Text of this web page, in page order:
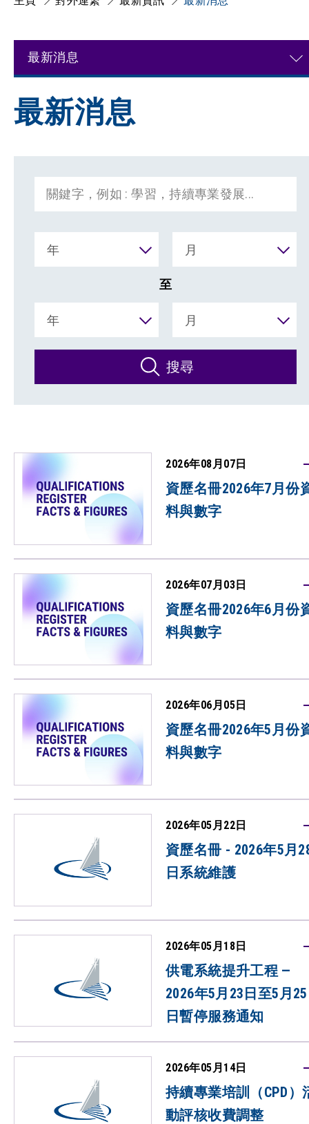
最新消息
最新消息
年 月
至
年 月
搜尋
2026年08月07日
資歷名冊2026年7月份
料與數字
2026年07月03日
資歷名冊2026年6月份
料與數字
2026年06月05日
資歷名冊2026年5月份
料與數字
2026年05月22日
資歷名冊 - 2026年5月
日系統維護
2026年05月18日
供電系統提升工程 —
2026年5月23日至5月25
日暫停服務通知
2026年05月14日
持續專業培訓（CPD）
動評核收費調整